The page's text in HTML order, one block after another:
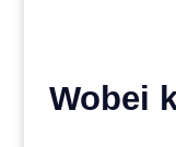
Wobei